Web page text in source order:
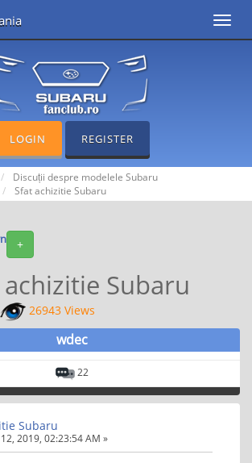
LOGIN REGISTER
Discuții despre modelele Subaru
Sfat achizitie Subaru
+
Subaru
26943 Views
wdec
22
Subaru
2019, 02:23:54 AM »